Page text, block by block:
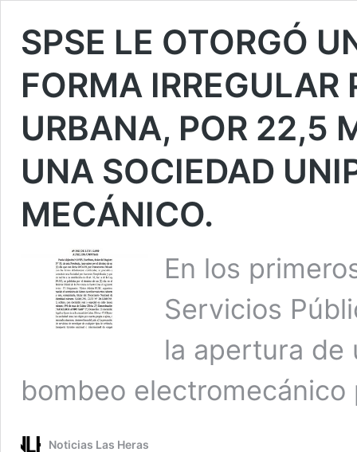
SPSE LE OTORGÓ
FORMA IRREGULAR
URBANA, POR 22,5
UNA SOCIEDAD
MECÁNICO.
En los
Servicios
la apertura de
bombeo
Noticias Las Heras